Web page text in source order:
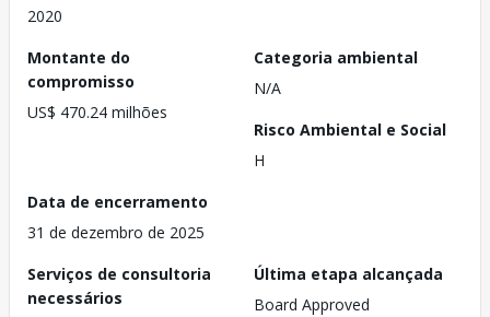
2020
Montante do
compromisso
US$ 470.24 milhões
Categoria ambiental
N/A
Risco Ambiental e Social
H
Data de encerramento
31 de dezembro de 2025
Serviços de consultoria
necessários
Última etapa alcançada
Board Approved